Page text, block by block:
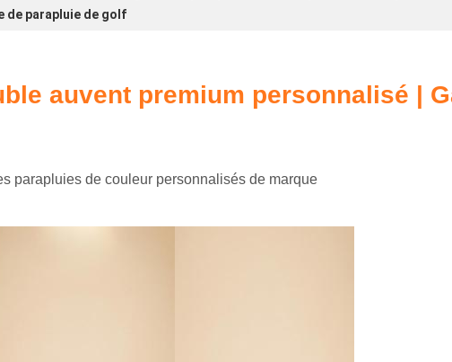
de parapluie de golf
auvent premium personnalisé |
parapluies de couleur personnalisés de marque